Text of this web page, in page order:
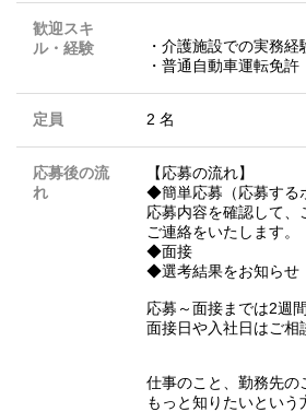
歓迎スキ
ル・経験
・介護施設での実務経
・普通自動車運転免許
定員 2 名
応募後の流
れ
【応募の流れ】
◆簡単応募（応募する
応募内容を確認して
ご連絡をいたします。
◆面接
◆選考結果をお知らせ
応募～面接までは2週
面接日や入社日はご相
仕事のこと、勤務先の
もっと知りたいという